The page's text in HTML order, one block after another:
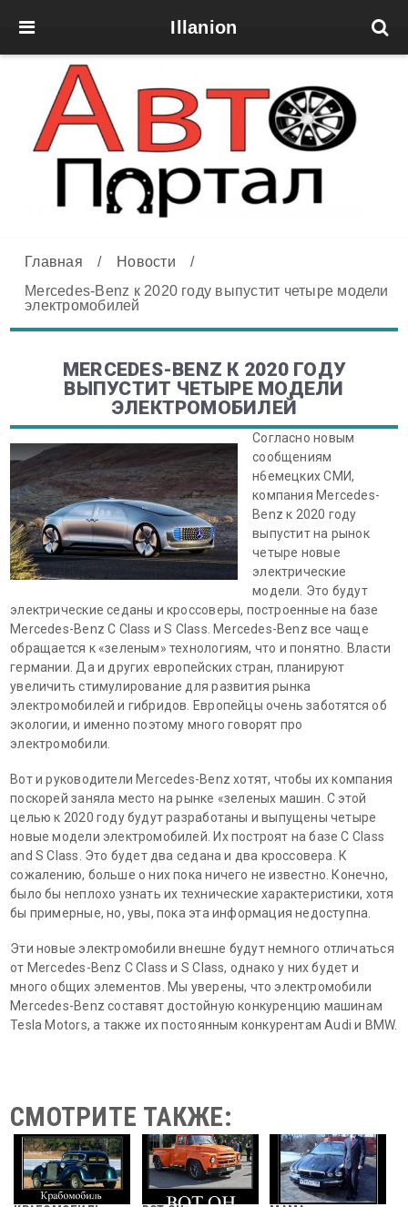
Illanion
Главная / Новости
/
Mercedes-Benz к 2020 году выпустит четыре модели
электромобилей
MERCEDES-BENZ К 2020 ГОДУ
ВЫПУСТИТ ЧЕТЫРЕ МОДЕЛИ
ЭЛЕКТРОМОБИЛЕЙ
Согласно новым
сообщениям
н6емецких СМИ,
компания Mercedes-
Benz к 2020 году
выпустит на рынок
четыре новые
электрические
модели. Это будут
электрические седаны и кроссоверы, построенные на базе
Mercedes-Benz C Class и S Class. Mercedes-Benz все чаще
обращается к «зеленым» технологиям, что и понятно. Власти
германии. Да и других европейских стран, планируют
увеличить стимулирование для развития рынка
электромобилей и гибридов. Европейцы очень заботятся об
экологии, и именно поэтому много говорят про
электромобили.
Вот и руководители Mercedes-Benz хотят, чтобы их компания
поскорей заняла место на рынке «зеленых машин. С этой
целью к 2020 году будут разработаны и выпущены четыре
новые модели электромобилей. Их построят на базе C Class
and S Class. Это будет два седана и два кроссовера. К
сожалению, больше о них пока ничего не известно. Конечно,
было бы неплохо узнать их технические характеристики, хотя
бы примерные, но, увы, пока эта информация недоступна.
Эти новые электромобили внешне будут немного отличаться
от Mercedes-Benz C Class и S Class, однако у них будет и
много общих элементов. Мы уверены, что электромобили
Mercedes-Benz составят достойную конкуренцию машинам
Tesla Motors, а также их постоянным конкурентам Audi и BMW.
СМОТРИТЕ ТАКЖЕ: